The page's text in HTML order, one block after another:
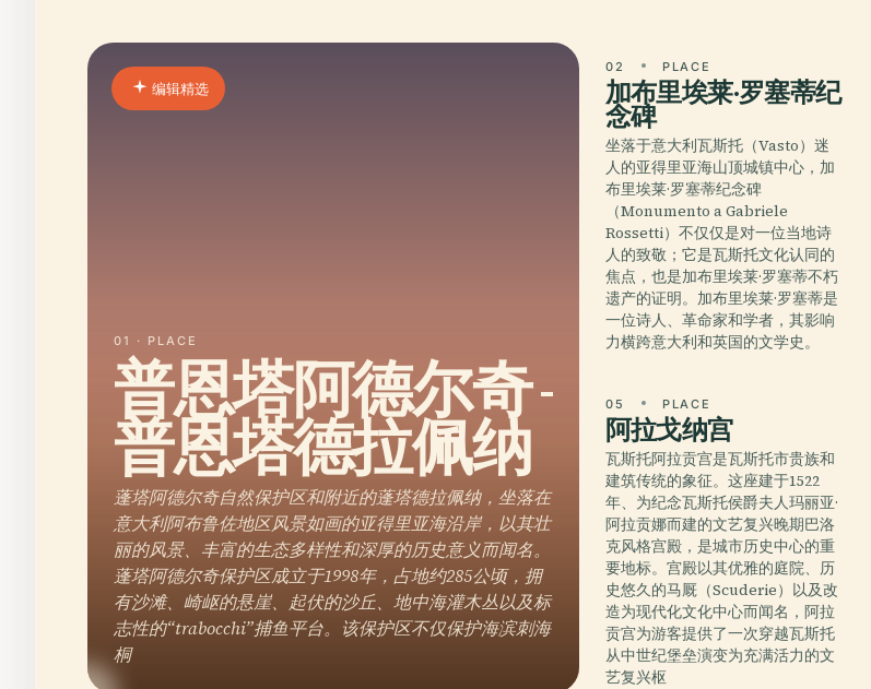
编辑精选
01 · PLACE
普恩塔阿德尔奇 -
普恩塔德拉佩纳
蓬塔阿德尔奇自然保护区和附近的蓬塔德拉佩纳，坐落在
意大利阿布鲁佐地区风景如画的亚得里亚海沿岸，以其壮
丽的风景、丰富的生态多样性和深厚的历史意义而闻名。
蓬塔阿德尔奇保护区成立于1998年，占地约285公顷，拥
有沙滩、崎岖的悬崖、起伏的沙丘、地中海灌木丛以及标
志性的“trabocchi”捕鱼平台。该保护区不仅保护海滨刺海
桐
02 PLACE
加布里埃莱·罗塞蒂纪
念碑
坐落于意大利瓦斯托（Vasto）迷
人的亚得里亚海山顶城镇中心，加
布里埃莱·罗塞蒂纪念碑
（Monumento a Gabriele
Rossetti）不仅仅是对一位当地诗
人的致敬；它是瓦斯托文化认同的
焦点，也是加布里埃莱·罗塞蒂不朽
遗产的证明。加布里埃莱·罗塞蒂是
一位诗人、革命家和学者，其影响
力横跨意大利和英国的文学史。
05 PLACE
阿拉戈纳宫
瓦斯托阿拉贡宫是瓦斯托市贵族和
建筑传统的象征。这座建于1522
年、为纪念瓦斯托侯爵夫人玛丽亚·
阿拉贡娜而建的文艺复兴晚期巴洛
克风格宫殿，是城市历史中心的重
要地标。宫殿以其优雅的庭院、历
史悠久的马厩（Scuderie）以及改
造为现代化文化中心而闻名，阿拉
贡宫为游客提供了一次穿越瓦斯托
从中世纪堡垒演变为充满活力的文
艺复兴枢